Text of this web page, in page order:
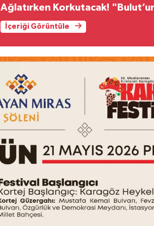
Ağlatırken Korkutacak!
İçeriği Görüntüle